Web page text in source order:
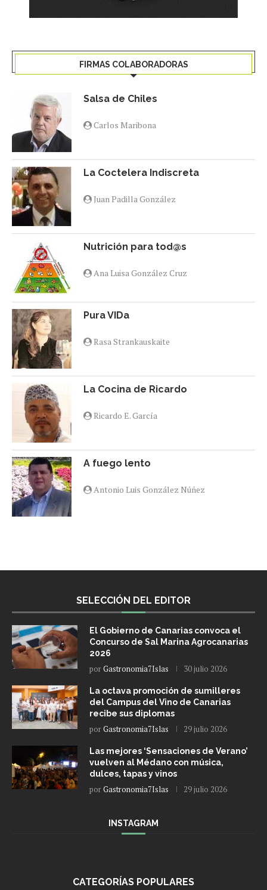
FIRMAS COLABORADORAS
Salsa de Chiles
Carlos Maribona
La Coctelera Indiscreta
Juan Padilla González
Nutrición para tod@s
Ana Luisa González Cruz
Pura VIDa
Rasa Strankauskaite
La Cocina de Ricardo
Ricardo E. García
A fuego lento
Antonio Luis González Núñez
SELECCIÓN DEL EDITOR
El Gobierno de Canarias convoca el
Concurso de Sal Marina Agrocanarias
2026
porGastronomia7Islas 30 julio 2026
La octava promoción de sumilleres
del Campus del Vino de Canarias
recibe sus diplomas
porGastronomia7Islas 29 julio 2026
Las mejores ‘Sensaciones de Verano’
vuelven al Médano con música,
dulces, tapas y vinos
porGastronomia7Islas 29 julio 2026
INSTAGRAM
CATEGORÍAS POPULARES